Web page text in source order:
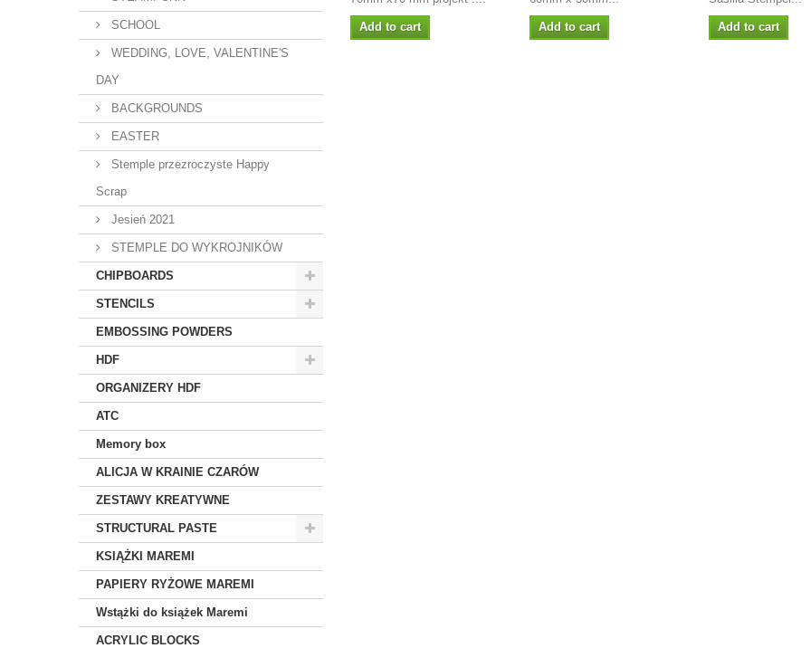
SCHOOL
WEDDING, LOVE, VALENTINE'S
DAY
BACKGROUNDS
EASTER
Stemple przezroczyste Happy
Scrap
Jesień 2021
STEMPLE DO WYKROJNIKÓW
CHIPBOARDS
STENCILS
EMBOSSING POWDERS
HDF
ORGANIZERY HDF
ATC
Memory box
ALICJA W KRAINIE CZARÓW
ZESTAWY KREATYWNE
STRUCTURAL PASTE
KSIĄŻKI MAREMI
PAPIERY RYŻOWE MAREMI
Wstążki do książek Maremi
ACRYLIC BLOCKS
Add to cart Add to cart Add to cart